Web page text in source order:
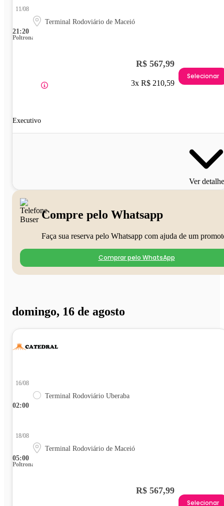
21:20
11/08
Terminal Rodoviário de Maceió
Poltrona
Executivo
R$ 567,99
3x R$ 210,59
Selecionar
Ver
Compre pelo Whatsapp
Faça sua reserva pelo Whatsapp com ajuda de um
Comprar pelo WhatsApp
domingo, 16 de agosto
02:00
16/08
Terminal Rodoviário Uberaba
05:00
18/08
Terminal Rodoviário de Maceió
Poltrona
R$ 567,99
Selecionar